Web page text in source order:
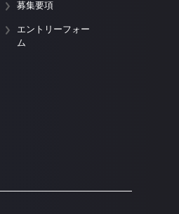
募集要項
エントリーフォー
ム